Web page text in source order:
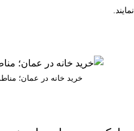
نمایند.
خرید خانه در عمان؛